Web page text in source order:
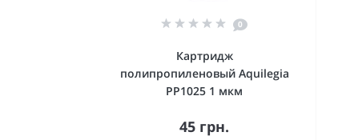
0
Картридж
полипропиленовый Aquilegia
PP1025 1 мкм
45 грн.